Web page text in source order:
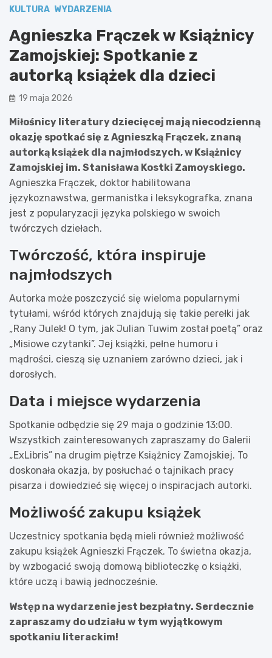
KULTURA WYDARZENIA
Agnieszka Frączek w Książnicy
Zamojskiej: Spotkanie z
autorką książek dla dzieci
19 maja 2026
Miłośnicy literatury dziecięcej mają niecodzienną
okazję spotkać się z Agnieszką Frączek, znaną
autorką książek dla najmłodszych, w Książnicy
Zamojskiej im. Stanisława Kostki Zamoyskiego.
Agnieszka Frączek, doktor habilitowana
językoznawstwa, germanistka i leksykografka, znana
jest z popularyzacji języka polskiego w swoich
twórczych dziełach.
Twórczość, która inspiruje
najmłodszych
Autorka może poszczycić się wieloma popularnymi
tytułami, wśród których znajdują się takie perełki jak
„Rany Julek! O tym, jak Julian Tuwim został poetą” oraz
„Misiowe czytanki”. Jej książki, pełne humoru i
mądrości, cieszą się uznaniem zarówno dzieci, jak i
dorosłych.
Data i miejsce wydarzenia
Spotkanie odbędzie się 29 maja o godzinie 13:00.
Wszystkich zainteresowanych zapraszamy do Galerii
„ExLibris” na drugim piętrze Książnicy Zamojskiej. To
doskonała okazja, by posłuchać o tajnikach pracy
pisarza i dowiedzieć się więcej o inspiracjach autorki.
Możliwość zakupu książek
Uczestnicy spotkania będą mieli również możliwość
zakupu książek Agnieszki Frączek. To świetna okazja,
by wzbogacić swoją domową biblioteczkę o książki,
które uczą i bawią jednocześnie.
Wstęp na wydarzenie jest bezpłatny. Serdecznie
zapraszamy do udziału w tym wyjątkowym
spotkaniu literackim!